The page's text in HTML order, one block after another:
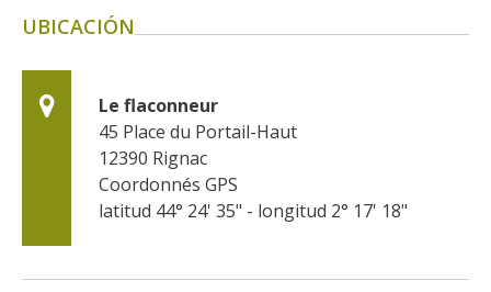
UBICACIÓN
Le flaconneur
45 Place du Portail-Haut
12390 Rignac
Coordonnés GPS
latitud 44° 24' 35" - longitud 2° 17' 18"